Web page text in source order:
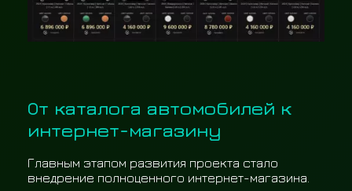
От каталога автомобилей к
интернет-магазину
Главным этапом развития проекта стало
внедрение полноценного интернет-магазина.